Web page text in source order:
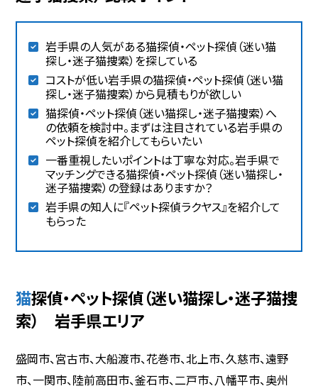
岩手県の人気がある猫探偵・ペット探偵（迷い猫
探し・迷子猫捜索）を探している
コストが低い岩手県の猫探偵・ペット探偵（迷い猫
探し・迷子猫捜索）から見積もりが欲しい
猫探偵・ペット探偵（迷い猫探し・迷子猫捜索）へ
の依頼を検討中。まずは注目されている岩手県の
ペット探偵を紹介してもらいたい
一番重視したいポイントは丁寧な対応。岩手県で
マッチングできる猫探偵・ペット探偵（迷い猫探し・
迷子猫捜索）の登録はありますか？
岩手県の知人に『ペット探偵ラクヤス』を紹介して
もらった
猫探偵・ペット探偵（迷い猫探し・迷子猫捜
索） 岩手県エリア
盛岡市、宮古市、大船渡市、花巻市、北上市、久慈市、遠野
市、一関市、陸前高田市、釜石市、二戸市、八幡平市、奥州